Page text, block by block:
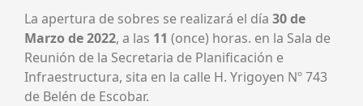
La apertura de sobres se realizará el día 30 de
Marzo de 2022, a las 11 (once) horas. en la Sala de
Reunión de la Secretaria de Planificación e
Infraestructura, sita en la calle H. Yrigoyen Nº 743
de Belén de Escobar.